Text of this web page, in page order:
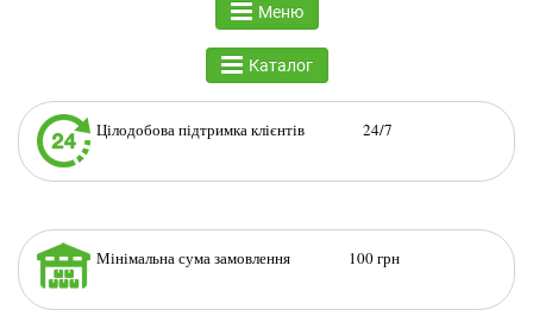
Меню
Каталог
Цілодобова підтримка клієнтів 24/7
Мінімальна сума замовлення 100 грн